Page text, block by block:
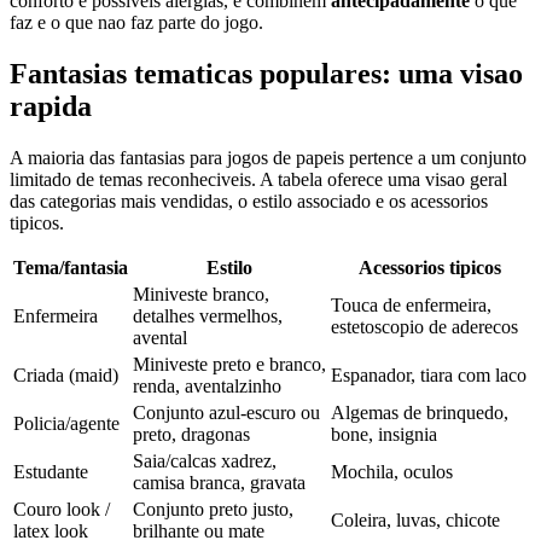
faz e o que nao faz parte do jogo.
Fantasias tematicas populares: uma visao
rapida
A maioria das fantasias para jogos de papeis pertence a um conjunto
limitado de temas reconheciveis. A tabela oferece uma visao geral
das categorias mais vendidas, o estilo associado e os acessorios
tipicos.
Tema/fantasia Estilo Acessorios tipicos
Enfermeira
Miniveste branco,
detalhes vermelhos,
avental
Touca de enfermeira,
estetoscopio de aderecos
Criada (maid)
Miniveste preto e branco,
renda, aventalzinho
Espanador, tiara com laco
Policia/agente
Conjunto azul-escuro ou
preto, dragonas
Algemas de brinquedo,
bone, insignia
Estudante
Saia/calcas xadrez,
camisa branca, gravata
Mochila, oculos
Couro look /
latex look
Conjunto preto justo,
brilhante ou mate
Coleira, luvas, chicote